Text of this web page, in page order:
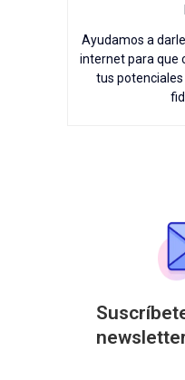
Ayudamos a
internet para que
tus